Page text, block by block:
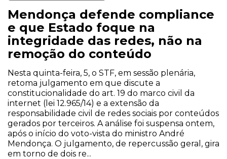
Mendonça defende compliance
e que Estado foque na
integridade das redes, não na
remoção do conteúdo
Nesta quinta-feira, 5, o STF, em sessão plenária,
retoma julgamento em que discute a
constitucionalidade do art. 19 do marco civil da
internet (lei 12.965/14) e a extensão da
responsabilidade civil de redes sociais por conteúdos
gerados por terceiros. A análise foi suspensa ontem,
após o início do voto-vista do ministro André
Mendonça. O julgamento, de repercussão geral, gira
em torno de dois re...